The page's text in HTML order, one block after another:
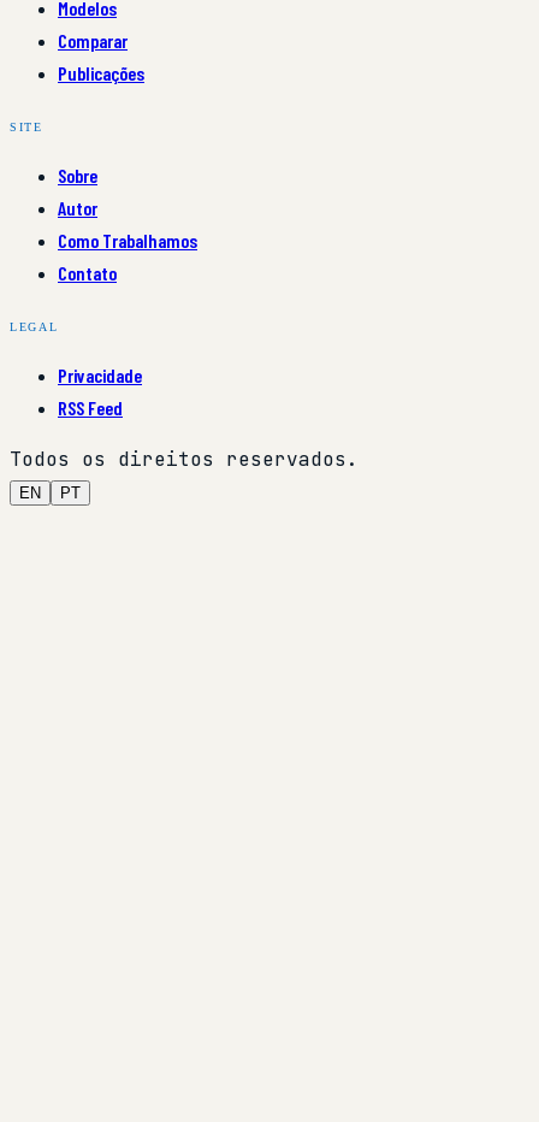
Modelos
Comparar
Publicações
SITE
Sobre
Autor
Como Trabalhamos
Contato
LEGAL
Privacidade
RSS Feed
Todos os direitos reservados.
EN PT